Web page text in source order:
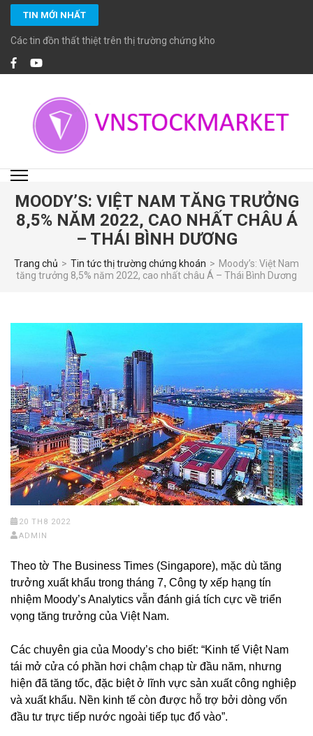
Bỏ
qua
nội
TIN MỚI NHẤT
Các tin đồn thất thiệt trên thị trường chứng khoán
VNSTOCKMARKET
chuyên viên đầu tư chứng khoán cao cấp CFA, MBA… giàu kinh nghiệm và
đặc biệt cam kết tuân thủ các chuẩn mực đầu tư, tiêu chuẩn đạo đức cao
trong nghề nghiệp.
MOODY’S: VIỆT NAM TĂNG TRƯỞNG
8,5% NĂM 2022, CAO NHẤT CHÂU Á
– THÁI BÌNH DƯƠNG
Trang chủ > Tin tức thị trường chứng khoán > Moody’s: Việt Nam
tăng trưởng 8,5% năm 2022, cao nhất châu Á – Thái Bình Dương
20 TH8 2022
ADMIN
Theo tờ The Business Times (Singapore), mặc dù tăng
trưởng xuất khẩu trong tháng 7, Công ty xếp hạng tín
nhiệm Moody’s Analytics vẫn đánh giá tích cực về triển
vọng tăng trưởng của Việt Nam.
Các chuyên gia của Moody’s cho biết: “Kinh tế Việt Nam
tái mở cửa có phần hơi chậm chạp từ đầu năm, nhưng
hiện đã tăng tốc, đặc biệt ở lĩnh vực sản xuất công nghiệp
và xuất khẩu. Nền kinh tế còn được hỗ trợ bởi dòng vốn
đầu tư trực tiếp nước ngoài tiếp tục đổ vào”.